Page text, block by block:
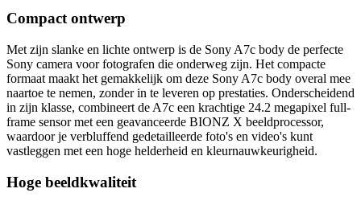
Compact ontwerp
Met zijn slanke en lichte ontwerp is de Sony A7c body de perfecte
Sony camera voor fotografen die onderweg zijn. Het compacte
formaat maakt het gemakkelijk om deze Sony A7c body overal mee
naartoe te nemen, zonder in te leveren op prestaties. Onderscheidend
in zijn klasse, combineert de A7c een krachtige 24.2 megapixel full-
frame sensor met een geavanceerde BIONZ X beeldprocessor,
waardoor je verbluffend gedetailleerde foto's en video's kunt
vastleggen met een hoge helderheid en kleurnauwkeurigheid.
Hoge beeldkwaliteit